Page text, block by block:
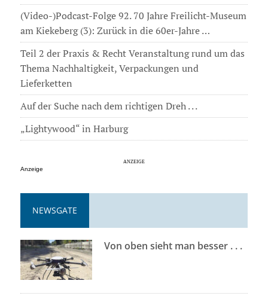
(Video-)Podcast-Folge 92. 70 Jahre Freilicht-Museum
am Kiekeberg (3): Zurück in die 60er-Jahre …
Teil 2 der Praxis & Recht Veranstaltung rund um das
Thema Nachhaltigkeit, Verpackungen und
Lieferketten
Auf der Suche nach dem richtigen Dreh . . .
„Lightywood“ in Harburg
Anzeige
NEWSGATE
Von oben sieht man besser . . .